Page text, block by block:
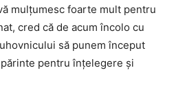
mulţumesc foarte mult pentru
cred că de acum încolo cu
să punem început
pentru înţelegere şi